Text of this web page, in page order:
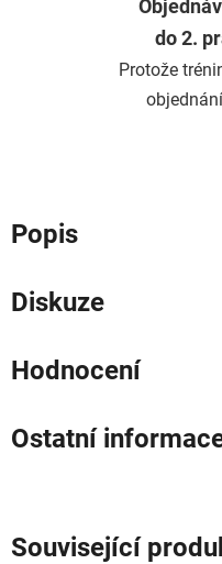
do 2.
Protože
Popis
Diskuze
Hodnocení
Ostatní
Související